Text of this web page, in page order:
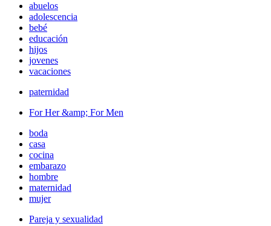
abuelos
adolescencia
bebé
educación
hijos
jovenes
vacaciones
paternidad
For Her &amp; For Men
boda
casa
cocina
embarazo
hombre
maternidad
mujer
Pareja y sexualidad